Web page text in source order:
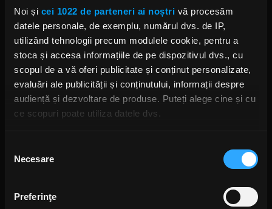
Noi și cei 1022 de parteneri ai noștri vă procesăm
datele personale, de exemplu, numărul dvs. de IP,
utilizând tehnologii precum modulele cookie, pentru a
stoca și accesa informațiile de pe dispozitivul dvs., cu
scopul de a vă oferi publicitate și conținut personalizate,
evaluări ale publicității și conținutului, informații despre
audiență și dezvoltare de produse. Puteți alege cine și cu
ce scopuri poate utiliza datele dvs.
Să colectăm informațiile cu privire la locația dvs.
Să vă identificăm dispozitivul scanândul-l în mod
activ după caracteristici specifice (amprentare)
consimțământului
Necesare
Preferinţe